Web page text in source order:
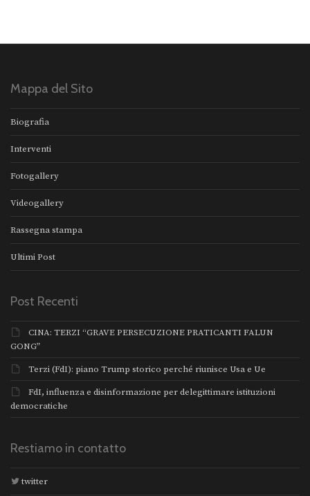
Mappa del Sito
Biografia
Interventi
Fotogallery
Videogallery
Rassegna stampa
Ultimi Post
Post Recenti
CINA: TERZI “GRAVE PERSECUZIONE PRATICANTI FALUN
GONG”
Terzi (FdI): piano Trump storico perché riunisce Usa e Ue
FdI, influenza e disinformazione per delegittimare istituzioni
democratiche
Restiamo in contatto
twitter